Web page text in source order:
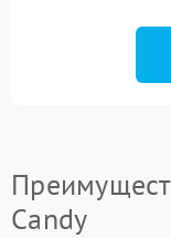
Candy